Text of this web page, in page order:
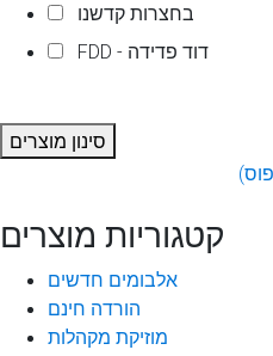
בחצרות קדשנו
FDD - דוד פדידה
סינון מוצרים
קטגוריות מוצרים
אלבומים חדשים
הורדה חינם
מוזיקת מקהלות